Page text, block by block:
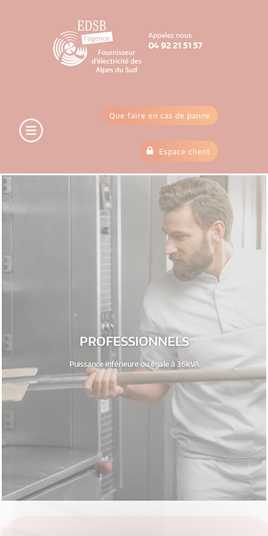
Appelez nous
04 92 21 51 57
Que faire en cas de panne
Espace client
PROFESSIONNELS
Puissance inférieure ou égale à 36kVA